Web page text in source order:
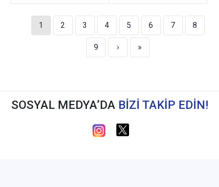
1 2 3 4 5 6 7 8
9 › »
SOSYAL MEDYA’DA BİZİ TAKİP EDİN!